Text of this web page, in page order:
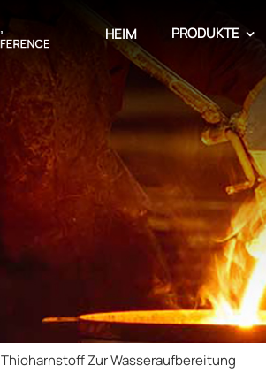
HEIM PRODUKTE
Thioharnstoff Zur Wasseraufbereitung